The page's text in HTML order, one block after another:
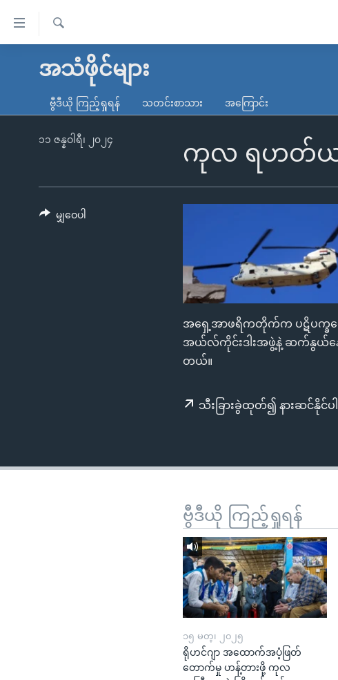
လွယ်ကူ
သည့်
မူလစာမျက်နှာ
ကမ္ဘာ့သတင်းများ
နိုင်ငံတကာ
တရုတ်
အစ္စရေး-ပါလက်စတိုင်း
ရပ်ဝန်းတခု လမ်းတခု အလွန်
အင်္ဂလိပ်စာလေ့လာမယ်
ရ
အသံဖိုင်များ
ဗွီဒီယို ကြည့်ရှုရန် သတင်းစာသား အကြောင်း
ကုလ ရဟတ်ယာ
၁၁ ဇန္နဝါရီ၊ ၂၀၂၄
အရှေ့အာဖရိကတိုက်က ပဋိပက္ခ
အယ်လ်ကိုင်းဒါးအဖွဲ့နဲ့ ဆက်နွယ်န
တယ်။
သီးခြားခွဲထုတ်၍ နားဆင်နိုင်
မျှဝေပါ
ဗွီဒီယို ကြည့်ရှုရန်
၁၅ မတ္၊ ၂၀၂၅
ရိုဟင်ဂျာ အထောက်အပံ့ဖြတ်
တောက်မှု ဟန့်တားဖို့ ကုလ